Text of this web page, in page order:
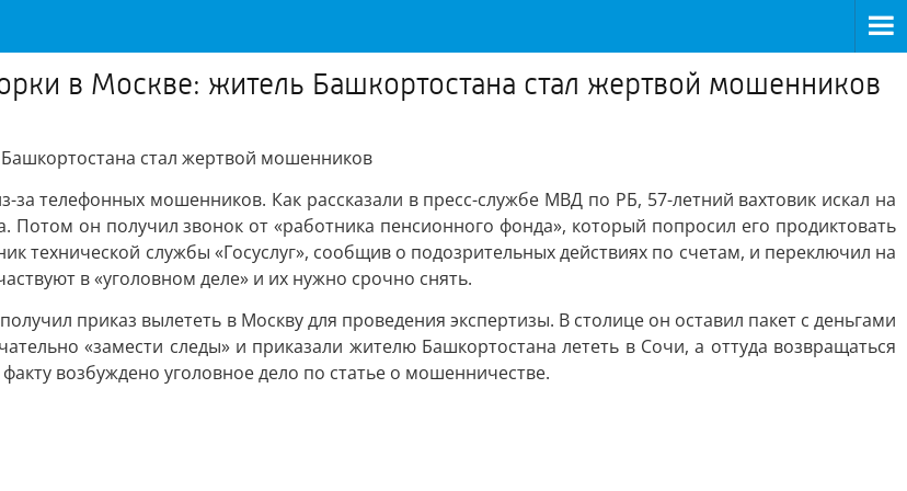
в Москве: житель Башкортостана стал жертвой мошенников
стал жертвой мошенников
телефонных мошенников. Как рассказали в пресс-службе МВД по РБ, 57-летний вахтовик искал на
Потом он получил звонок от «работника пенсионного фонда», который попросил его продиктовать
технической службы «Госуслуг», сообщив о подозрительных действиях по счетам, и переключил на
в «уголовном деле» и их нужно срочно снять.
приказ вылететь в Москву для проведения экспертизы. В столице он оставил пакет с деньгами
«замести следы» и приказали жителю Башкортостана лететь в Сочи, а оттуда возвращаться
возбуждено уголовное дело по статье о мошенничестве.